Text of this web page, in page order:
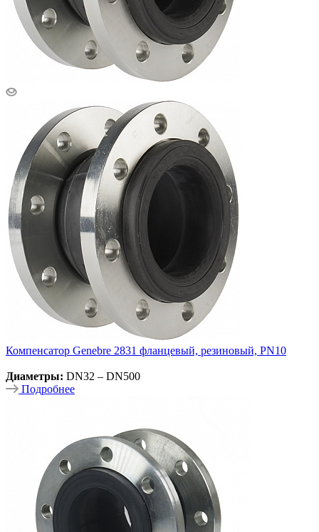
Компенсатор Genebre 2831 фланцевый, резиновый, PN10
Диаметры: DN32 – DN500
Подробнее